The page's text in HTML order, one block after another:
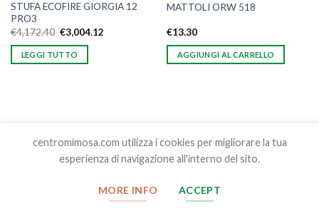
STUFA ECOFIRE GIORGIA 12
PRO3
€4,172.40 €3,004.12
LEGGI TUTTO
MATTOLI ORW 518
€13.30
AGGIUNGI AL CARRELLO
Km 88.200 01100 Viterbo
centromimosa.com utilizza i cookies per migliorare la tua
esperienza di navigazione all'interno del sito.
MORE INFO ACCEPT